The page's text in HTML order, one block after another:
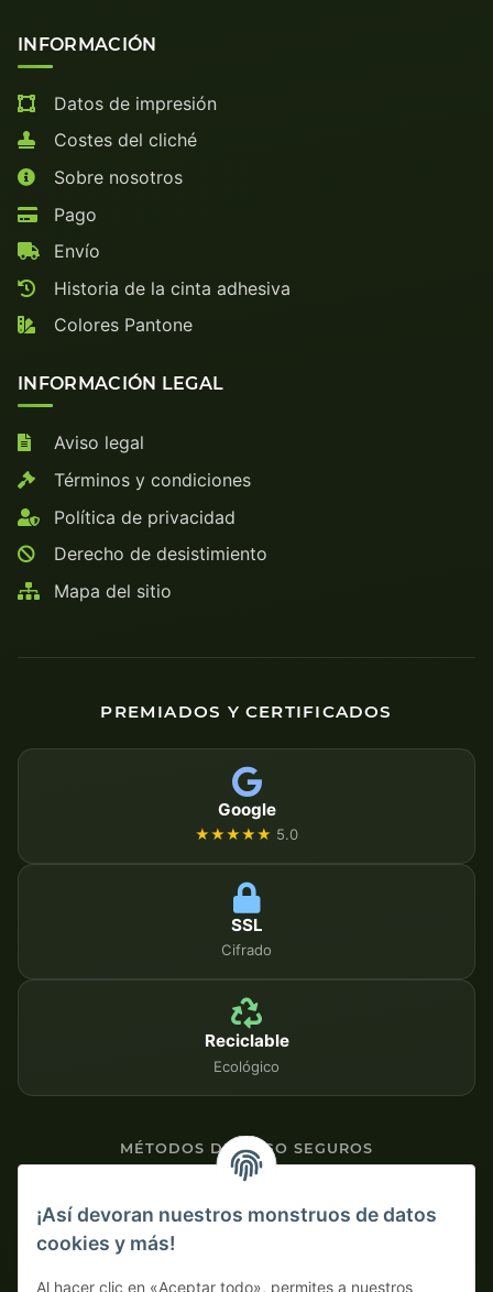
INFORMACIÓN
Datos de impresión
Costes del cliché
Sobre nosotros
Pago
Envío
Historia de la cinta adhesiva
Colores Pantone
INFORMACIÓN LEGAL
Aviso legal
Términos y condiciones
Política de privacidad
Derecho de desistimiento
Mapa del sitio
PREMIADOS Y CERTIFICADOS
Google
★★★★★ 5.0
SSL
Cifrado
Reciclable
Ecológico
MÉTODOS DE PAGO SEGUROS
Pago por adelantado con descuento
¡Así devoran nuestros monstruos de datos
cookies y más!
Al hacer clic en «Aceptar todo», permites a nuestros